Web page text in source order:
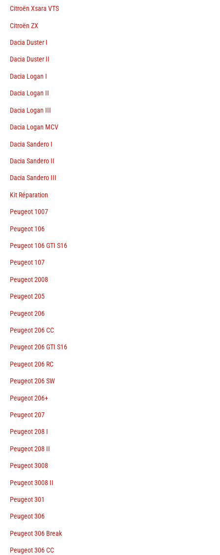
Citroën Xsara VTS
Citroën ZX
Dacia Duster I
Dacia Duster II
Dacia Logan I
Dacia Logan II
Dacia Logan III
Dacia Logan MCV
Dacia Sandero I
Dacia Sandero II
Dacia Sandero III
Kit Réparation
Peugeot 1007
Peugeot 106
Peugeot 106 GTI S16
Peugeot 107
Peugeot 2008
Peugeot 205
Peugeot 206
Peugeot 206 CC
Peugeot 206 GTI S16
Peugeot 206 RC
Peugeot 206 SW
Peugeot 206+
Peugeot 207
Peugeot 208 I
Peugeot 208 II
Peugeot 3008
Peugeot 3008 II
Peugeot 301
Peugeot 306
Peugeot 306 Break
Peugeot 306 CC